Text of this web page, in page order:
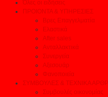
Όλες οι ειδήσεις
ΠΡΟΙΟΝΤΑ & ΥΠΗΡΕΣΙΕΣ
Βρες Επαγγελματία
Ελαστικά
After sales
Ανταλλακτικά
Συνεργεία
Αξεσουάρ
Φανοποιεία
ΣΥΜΒΟΥΛΕΣ & ΤΕΧΝΙΚΑ
Συμβουλές οικονομίας